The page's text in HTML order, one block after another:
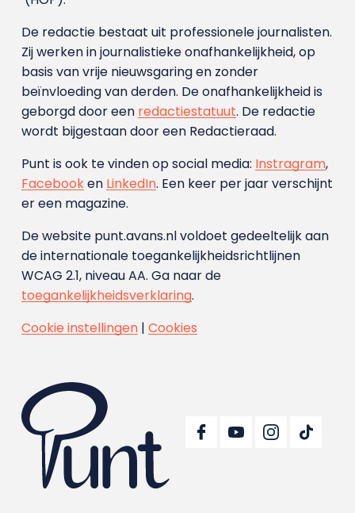
De redactie bestaat uit professionele journalisten.
Zij werken in journalistieke onafhankelijkheid, op
basis van vrije nieuwsgaring en zonder
beïnvloeding van derden. De onafhankelijkheid is
geborgd door een redactiestatuut. De redactie
wordt bijgestaan door een Redactieraad.
Punt is ook te vinden op social media: Instragram,
Facebooken LinkedIn. Een keer per jaar verschijnt
er een magazine.
De website punt.avans.nl voldoet gedeeltelijk aan
de internationale toegankelijkheidsrichtlijnen
WCAG 2.1, niveau AA. Ga naar de
toegankelijkheidsverklaring.
Cookie instellingen| Cookies